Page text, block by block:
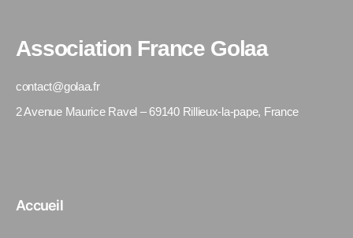
Association France Golaa
contact@golaa.fr
2 Avenue Maurice Ravel – 69140 Rillieux-la-pape, France
Accueil